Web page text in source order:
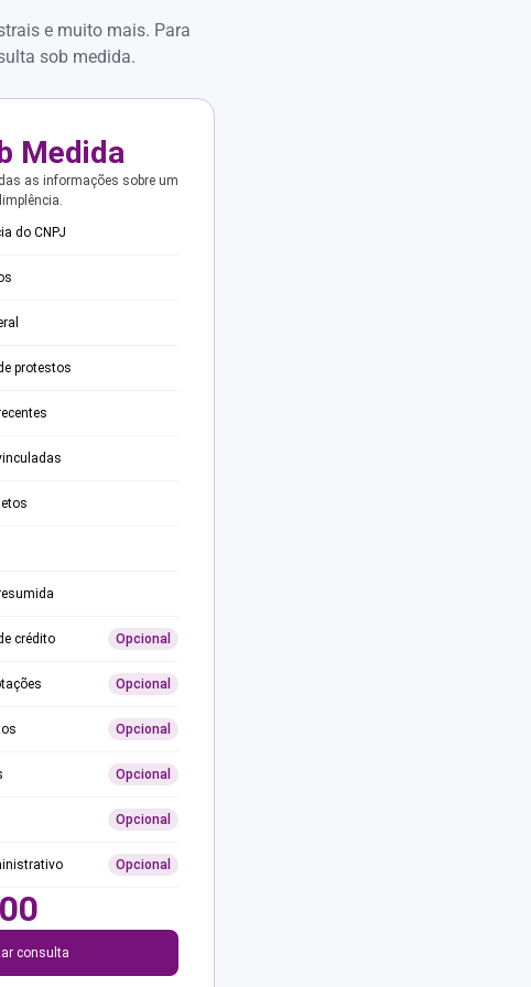
e muito mais. Para
sob medida.
Medida
as informações sobre um
do CNPJ
protestos
crédito Opcional
Opcional
Opcional
Opcional
Opcional
Opcional
consulta